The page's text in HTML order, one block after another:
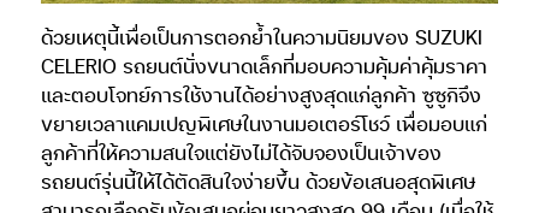
ด้วยเหตุนี้เพื่อเป็นการตอกย้ำในความนิยมของ SUZUKI
CELERIO รถยนต์นั่งขนาดเล็กที่มอบความคุ้มค่าคุ้มราคา
และตอบโจทย์การใช้งานได้อย่างสูงสุดแก่ลูกค้า ซูซูกิจึง
ขยายเวลาแคมเปญพิเศษในงานมอเตอร์โชว์ เพื่อมอบแก่
ลูกค้าที่ให้ความสนใจแต่ยังไม่ได้จับจองเป็นเจ้าของ
รถยนต์รุ่นนี้ให้ได้ตัดสินใจง่ายขึ้น ด้วยข้อเสนอสุดพิเศษ